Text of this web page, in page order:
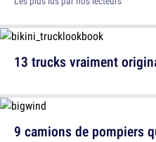
13 trucks vraiment
9 camions de pompiers